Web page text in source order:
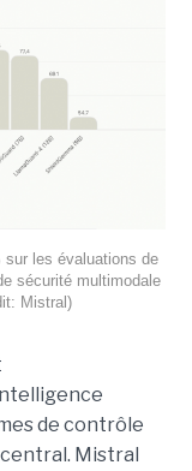
les évaluations de
sécurité multimodale
Mistral)
de contrôle
Mistral